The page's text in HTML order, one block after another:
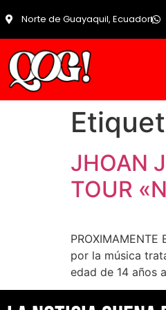
Norte de Guayaquil, Ecuador
JHOAN
TOUR
por la música
edad de 14 años